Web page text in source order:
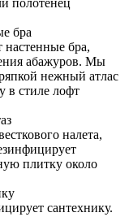
полотенец
бра
бра,
абажуров. Мы
нежный атлас
в стиле лофт
налета,
плитку около
сантехнику.